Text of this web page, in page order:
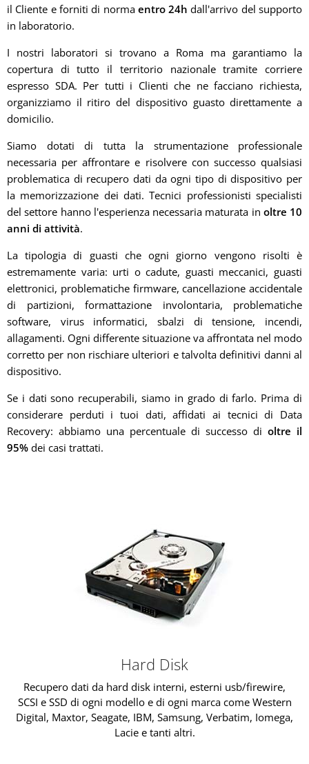
il Cliente e forniti di norma entro 24h dall'arrivo del supporto
in laboratorio.
I nostri laboratori si trovano a Roma ma garantiamo la
copertura di tutto il territorio nazionale tramite corriere
espresso SDA. Per tutti i Clienti che ne facciano richiesta,
organizziamo il ritiro del dispositivo guasto direttamente a
domicilio.
Siamo dotati di tutta la strumentazione professionale
necessaria per affrontare e risolvere con successo qualsiasi
problematica di recupero dati da ogni tipo di dispositivo per
la memorizzazione dei dati. Tecnici professionisti specialisti
del settore hanno l'esperienza necessaria maturata in oltre 10
anni di attività.
La tipologia di guasti che ogni giorno vengono risolti è
estremamente varia: urti o cadute, guasti meccanici, guasti
elettronici, problematiche firmware, cancellazione accidentale
di partizioni, formattazione involontaria, problematiche
software, virus informatici, sbalzi di tensione, incendi,
allagamenti. Ogni differente situazione va affrontata nel modo
corretto per non rischiare ulteriori e talvolta definitivi danni al
dispositivo.
Se i dati sono recuperabili, siamo in grado di farlo. Prima di
considerare perduti i tuoi dati, affidati ai tecnici di Data
Recovery: abbiamo una percentuale di successo di oltre il
95% dei casi trattati.
Hard Disk
Recupero dati da hard disk interni, esterni usb/firewire,
SCSI e SSD di ogni modello e di ogni marca come Western
Digital, Maxtor, Seagate, IBM, Samsung, Verbatim, Iomega,
Lacie e tanti altri.